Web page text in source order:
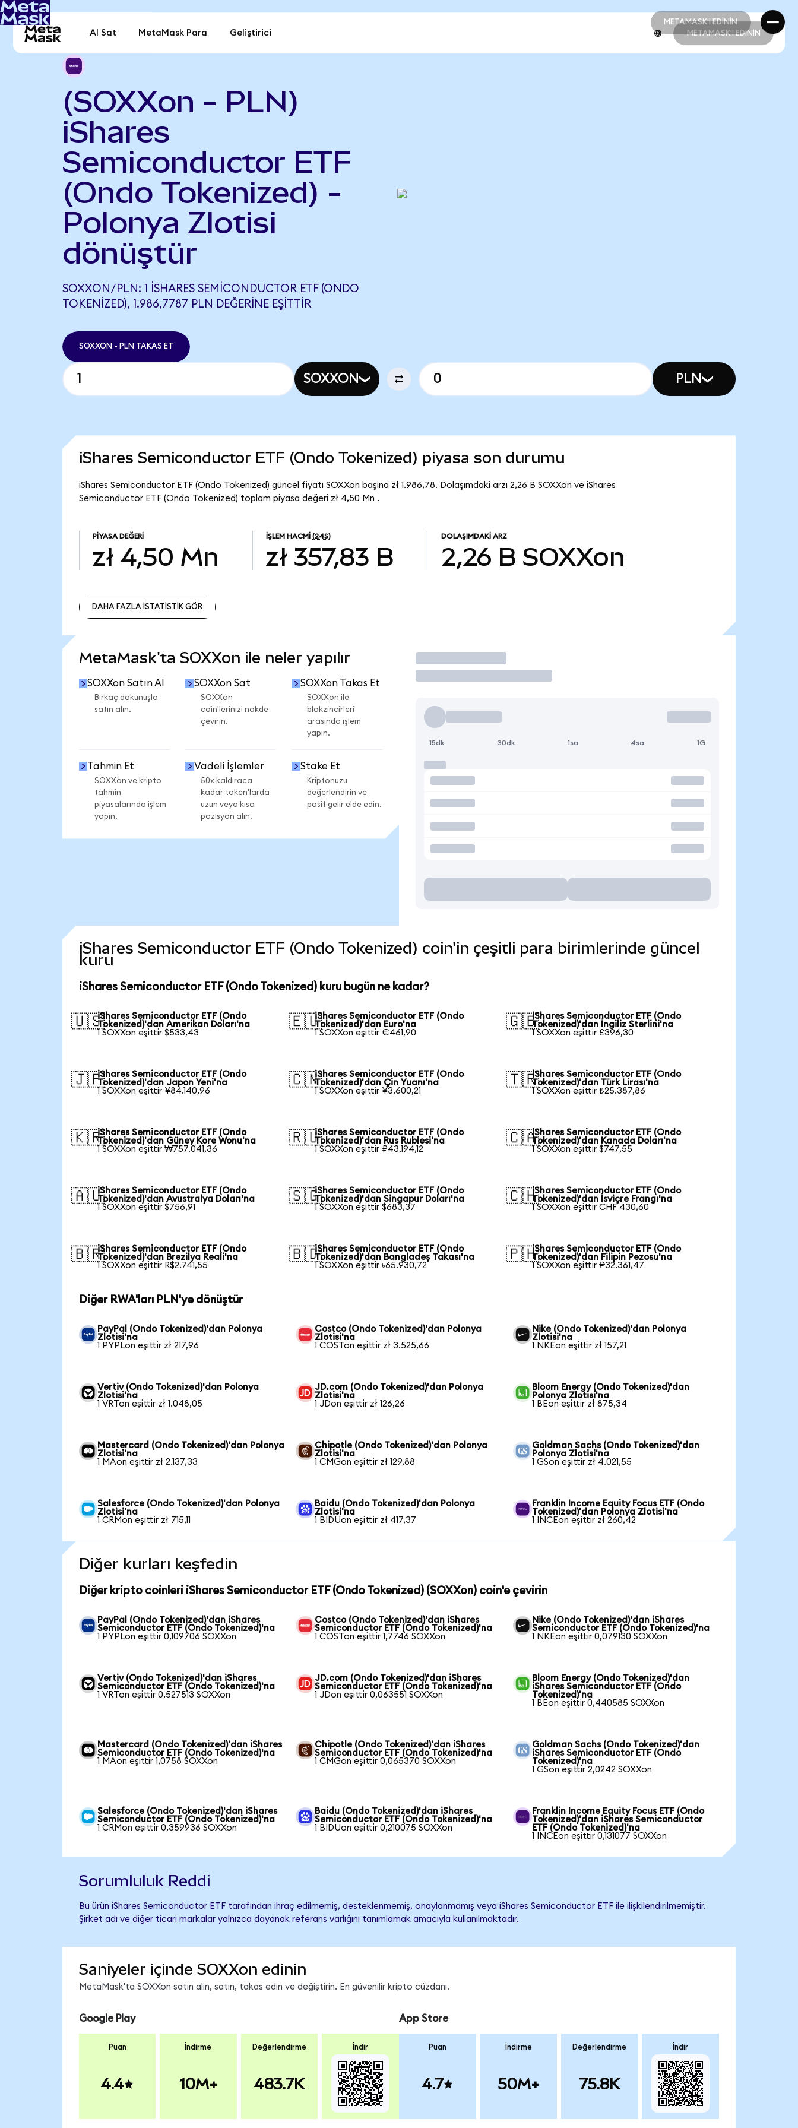
METAMASK'I EDİNİN
METAMASK'I EDİNİN
Al Sat MetaMask Para Geliştirici METAMASK'I EDİNİN
(SOXXon - PLN)
iShares
Semiconductor ETF
(Ondo Tokenized) -
Polonya Zlotisi
dönüştür
SOXXON/PLN: 1 ISHARES SEMICONDUCTOR ETF (ONDO
TOKENIZED), 1.986,7787 PLN DEĞERINE EŞITTIR
SOXXON - PLN TAKAS ET
SOXXON PLN
iShares Semiconductor ETF (Ondo Tokenized) piyasa son durumu
iShares Semiconductor ETF (Ondo Tokenized) güncel fiyatı SOXXon başına zł 1.986,78. Dolaşımdaki arzı 2,26 B SOXXon ve iShares
Semiconductor ETF (Ondo Tokenized) toplam piyasa değeri zł 4,50 Mn .
PIYASA DEĞERI
zł 4,50 Mn
İŞLEM HACMI (24S)
zł 357,83 B
DOLAŞIMDAKI ARZ
2,26 B SOXXon
DAHA FAZLA İSTATİSTİK GÖR
MetaMask'ta SOXXon ile neler yapılır
SOXXon Satın Al
Birkaç dokunuşla
satın alın.
SOXXon Sat
SOXXon
coin'lerinizi nakde
çevirin.
SOXXon Takas Et
SOXXon ile
blokzincirleri
arasında işlem
yapın.
Tahmin Et
SOXXon ve kripto
tahmin
piyasalarında işlem
yapın.
Vadeli İşlemler
50x kaldıraca
kadar token'larda
uzun veya kısa
pozisyon alın.
Stake Et
Kriptonuzu
değerlendirin ve
pasif gelir elde edin.
İşlem Yap
15dk 30dk 1sa 4sa 1G
iShares Semiconductor ETF (Ondo Tokenized) coin'in çeşitli para birimlerinde güncel
kuru
iShares Semiconductor ETF (Ondo Tokenized) kuru bugün ne kadar?
🇺🇸iShares Semiconductor ETF (Ondo
Tokenized)'dan Amerikan Doları'na
1 SOXXon eşittir $533,43
🇪🇺iShares Semiconductor ETF (Ondo
Tokenized)'dan Euro'na
1 SOXXon eşittir €461,90
🇬🇧iShares Semiconductor ETF (Ondo
Tokenized)'dan İngiliz Sterlini'na
1 SOXXon eşittir £396,30
🇯🇵iShares Semiconductor ETF (Ondo
Tokenized)'dan Japon Yeni'na
1 SOXXon eşittir ¥84.140,96
🇨🇳iShares Semiconductor ETF (Ondo
Tokenized)'dan Çin Yuanı'na
1 SOXXon eşittir ¥3.600,21
🇹🇷iShares Semiconductor ETF (Ondo
Tokenized)'dan Türk Lirası'na
1 SOXXon eşittir ₺25.387,86
🇰🇷iShares Semiconductor ETF (Ondo
Tokenized)'dan Güney Kore Wonu'na
1 SOXXon eşittir ₩757.041,36
🇷🇺iShares Semiconductor ETF (Ondo
Tokenized)'dan Rus Rublesi'na
1 SOXXon eşittir ₽43.194,12
🇨🇦iShares Semiconductor ETF (Ondo
Tokenized)'dan Kanada Doları'na
1 SOXXon eşittir $747,55
🇦🇺iShares Semiconductor ETF (Ondo
Tokenized)'dan Avustralya Doları'na
1 SOXXon eşittir $756,91
🇸🇬iShares Semiconductor ETF (Ondo
Tokenized)'dan Singapur Doları'na
1 SOXXon eşittir $683,37
🇨🇭iShares Semiconductor ETF (Ondo
Tokenized)'dan İsviçre Frangı'na
1 SOXXon eşittir CHF 430,60
🇧🇷iShares Semiconductor ETF (Ondo
Tokenized)'dan Brezilya Reali'na
1 SOXXon eşittir R$2.741,55
🇧🇩iShares Semiconductor ETF (Ondo
Tokenized)'dan Bangladeş Takası'na
1 SOXXon eşittir ৳65.930,72
🇵🇭iShares Semiconductor ETF (Ondo
Tokenized)'dan Filipin Pezosu'na
1 SOXXon eşittir ₱32.361,47
Diğer RWA'ları PLN'ye dönüştür
PayPal (Ondo Tokenized)'dan Polonya
Zlotisi'na
1 PYPLon eşittir zł 217,96
Costco (Ondo Tokenized)'dan Polonya
Zlotisi'na
1 COSTon eşittir zł 3.525,66
Nike (Ondo Tokenized)'dan Polonya
Zlotisi'na
1 NKEon eşittir zł 157,21
Vertiv (Ondo Tokenized)'dan Polonya
Zlotisi'na
1 VRTon eşittir zł 1.048,05
JD.com (Ondo Tokenized)'dan Polonya
Zlotisi'na
1 JDon eşittir zł 126,26
Bloom Energy (Ondo Tokenized)'dan
Polonya Zlotisi'na
1 BEon eşittir zł 875,34
Mastercard (Ondo Tokenized)'dan Polonya
Zlotisi'na
1 MAon eşittir zł 2.137,33
Chipotle (Ondo Tokenized)'dan Polonya
Zlotisi'na
1 CMGon eşittir zł 129,88
Goldman Sachs (Ondo Tokenized)'dan
Polonya Zlotisi'na
1 GSon eşittir zł 4.021,55
Salesforce (Ondo Tokenized)'dan Polonya
Zlotisi'na
1 CRMon eşittir zł 715,11
Baidu (Ondo Tokenized)'dan Polonya
Zlotisi'na
1 BIDUon eşittir zł 417,37
Franklin Income Equity Focus ETF (Ondo
Tokenized)'dan Polonya Zlotisi'na
1 INCEon eşittir zł 260,42
Diğer kurları keşfedin
Diğer kripto coinleri iShares Semiconductor ETF (Ondo Tokenized) (SOXXon) coin'e çevirin
PayPal (Ondo Tokenized)'dan iShares
Semiconductor ETF (Ondo Tokenized)'na
1 PYPLon eşittir 0,109706 SOXXon
Costco (Ondo Tokenized)'dan iShares
Semiconductor ETF (Ondo Tokenized)'na
1 COSTon eşittir 1,7746 SOXXon
Nike (Ondo Tokenized)'dan iShares
Semiconductor ETF (Ondo Tokenized)'na
1 NKEon eşittir 0,079130 SOXXon
Vertiv (Ondo Tokenized)'dan iShares
Semiconductor ETF (Ondo Tokenized)'na
1 VRTon eşittir 0,527513 SOXXon
JD.com (Ondo Tokenized)'dan iShares
Semiconductor ETF (Ondo Tokenized)'na
1 JDon eşittir 0,063551 SOXXon
Bloom Energy (Ondo Tokenized)'dan
iShares Semiconductor ETF (Ondo
Tokenized)'na
1 BEon eşittir 0,440585 SOXXon
Mastercard (Ondo Tokenized)'dan iShares
Semiconductor ETF (Ondo Tokenized)'na
1 MAon eşittir 1,0758 SOXXon
Chipotle (Ondo Tokenized)'dan iShares
Semiconductor ETF (Ondo Tokenized)'na
1 CMGon eşittir 0,065370 SOXXon
Goldman Sachs (Ondo Tokenized)'dan
iShares Semiconductor ETF (Ondo
Tokenized)'na
1 GSon eşittir 2,0242 SOXXon
Salesforce (Ondo Tokenized)'dan iShares
Semiconductor ETF (Ondo Tokenized)'na
1 CRMon eşittir 0,359936 SOXXon
Baidu (Ondo Tokenized)'dan iShares
Semiconductor ETF (Ondo Tokenized)'na
1 BIDUon eşittir 0,210075 SOXXon
Franklin Income Equity Focus ETF (Ondo
Tokenized)'dan iShares Semiconductor
ETF (Ondo Tokenized)'na
1 INCEon eşittir 0,131077 SOXXon
Sorumluluk Reddi
Bu ürün iShares Semiconductor ETF tarafından ihraç edilmemiş, desteklenmemiş, onaylanmamış veya iShares Semiconductor ETF ile ilişkilendirilmemiştir.
Şirket adı ve diğer ticari markalar yalnızca dayanak referans varlığını tanımlamak amacıyla kullanılmaktadır.
Saniyeler içinde SOXXon edinin
MetaMask'ta SOXXon satın alın, satın, takas edin ve değiştirin. En güvenilir kripto cüzdanı.
Google Play
Puan
4.4
İndirme
10M+
Değerlendirme
483.7K
İndir
App Store
Puan
4.7
İndirme
50M+
Değerlendirme
75.8K
İndir